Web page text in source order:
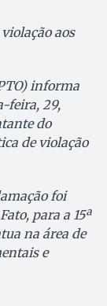
aos
informa
feira, 29,
do
de violação
foi
para a 15ª
na área de
e